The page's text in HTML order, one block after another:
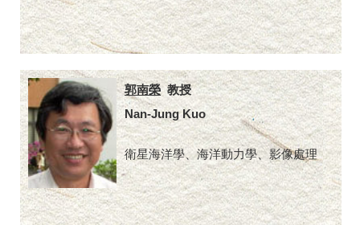
郭南榮教授
Nan-Jung Kuo
衛星海洋學、海洋動力學、影像處理